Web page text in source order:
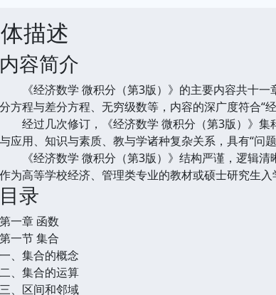
描述
内容简介
《经济数学 微积分（第3版）》的主要内容共十一
分方程与差分方程、无穷级数等，内容的深广度符合“
经过几次修订，《经济数学 微积分（第3版）》集
与应用、知识与素质、教与学诸种复杂关系，具有“问
《经济数学 微积分（第3版）》结构严谨，逻辑清
作为高等学校经济、管理类专业的教材或硕士研究生
目录
第一章 函数
第一节 集合
一、集合的概念
二、集合的运算
三、区间和邻域